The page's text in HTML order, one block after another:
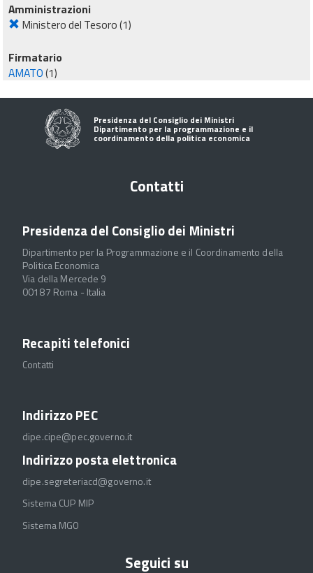
Amministrazioni
Ministero del Tesoro(1)
Firmatario
AMATO(1)
Presidenza del Consiglio dei Ministri
Dipartimento per la programmazione e il
coordinamento della politica economica
Contatti
Presidenza del Consiglio dei Ministri
Dipartimento per la Programmazione e il Coordinamento della
Politica Economica
Via della Mercede 9
00187 Roma - Italia
Recapiti telefonici
Contatti
Indirizzo PEC
dipe.cipe@pec.governo.it
Indirizzo posta elettronica
dipe.segreteriacd@governo.it
Sistema CUP MIP
Sistema MGO
Seguici su